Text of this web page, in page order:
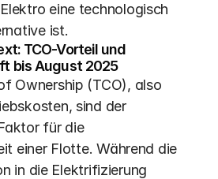
eine technologisch
ist.
TCO-Vorteil und
bis August 2025
Ownership (TCO), also
sind der
für die
einer Flotte. Während die
in die Elektrifizierung